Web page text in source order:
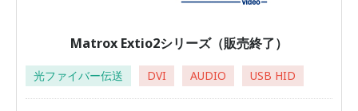
Matrox Extio2シリーズ（販売終了）
光ファイバー伝送 DVI AUDIO USB HID